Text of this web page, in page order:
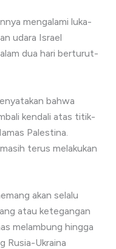
mengalami luka-
udara Israel
dua hari berturut-
bahwa
kendali atas titik-
Palestina.
terus melakukan
akan selalu
atau ketegangan
melambung hingga
Rusia-Ukraina